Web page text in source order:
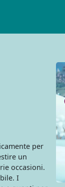
per
un
occasioni.
I